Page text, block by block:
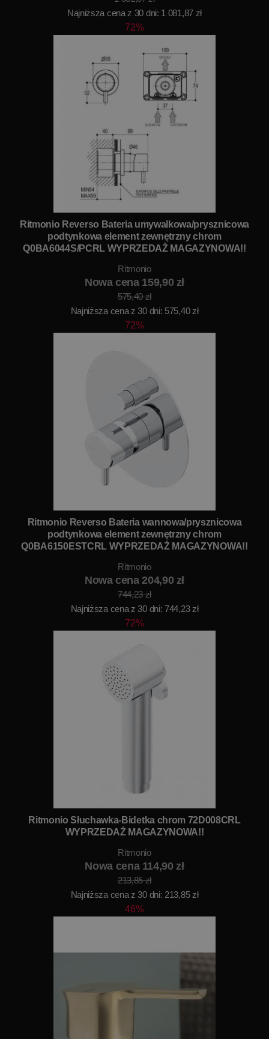
Najniższa cena z 30 dni: 1 081,87 zł
72%
Ritmonio Reverso Bateria umywalkowa/prysznicowa
podtynkowa element zewnętrzny chrom
Q0BA6044S/PCRL WYPRZEDAŻ MAGAZYNOWA!!
Ritmonio
Nowa cena 159,90 zł
575,40 zł
Najniższa cena z 30 dni: 575,40 zł
72%
Ritmonio Reverso Bateria wannowa/prysznicowa
podtynkowa element zewnętrzny chrom
Q0BA6150ESTCRL WYPRZEDAŻ MAGAZYNOWA!!
Ritmonio
Nowa cena 204,90 zł
744,23 zł
Najniższa cena z 30 dni: 744,23 zł
72%
Ritmonio Słuchawka-Bidetka chrom 72D008CRL
WYPRZEDAŻ MAGAZYNOWA!!
Ritmonio
Nowa cena 114,90 zł
213,85 zł
Najniższa cena z 30 dni: 213,85 zł
46%